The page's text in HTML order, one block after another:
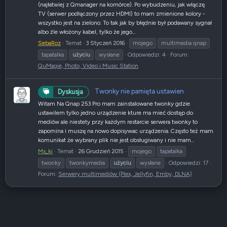
(najłatwiej z Qmanager na komórce). Po wybudzeniu, jak włączę
TV (serwer podłączony przez HDMI) to mam zmienione kolory -
wszystko jest na zielono. To tak jak by błędnie był podawany sygnał
albo źle włożony kabel, tylko że jego...
SebaRoz
Temat 3 Styczeń 2016 mojego
multimedia qnap
tapatalka
użyciu wysłane Odpowiedzi: 4
Forum:
QuMagie, Photo, Video i Music Station
Dyskusja Twonky nie pamięta ustawien
Witam Na Qnap 253 Pro mam zainstalowane twonky gdzie
ustawilem tylko jedno urządzenie kture ma mieć dostęp do
mediów ale niestety przy każdym restarcie serwera twonky to
zapomina i muszę na nowo dopisywac urządzenia. Często też mam
komunikat że wybrany plik nie jest obsługiwany i nie mam...
Ms_ki
Temat 26 Grudzień 2015 mojego
tapatalka
twonky
twonkymedia użyciu wysłane
Odpowiedzi: 17
Forum: Serwery multimediów (Plex, Jellyfin, Emby, DLNA)